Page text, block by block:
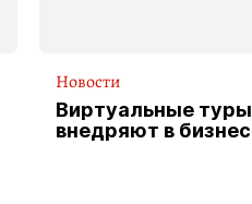
Новости
Виртуальные туры
внедряют в бизнес